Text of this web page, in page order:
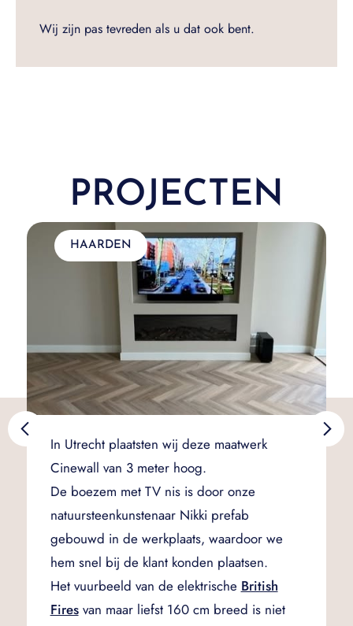
Wij zijn pas tevreden als u dat ook bent.
PROJECTEN
HAARDEN
In Utrecht plaatsten wij deze maatwerk
Cinewall van 3 meter hoog.
De boezem met TV nis is door onze
natuursteenkunstenaar Nikki prefab
gebouwd in de werkplaats, waardoor we
hem snel bij de klant konden plaatsen.
Het vuurbeeld van de elektrische British
Firesvan maar liefst 160 cm breed is niet